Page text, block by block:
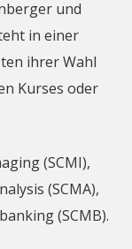
und
in einer
ihrer Wahl
Kurses oder
(SCMI),
(SCMA),
(SCMB).